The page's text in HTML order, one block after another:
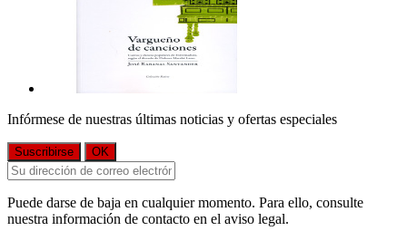
Infórmese de nuestras últimas noticias y ofertas especiales
Puede darse de baja en cualquier momento. Para ello, consulte
nuestra información de contacto en el aviso legal.